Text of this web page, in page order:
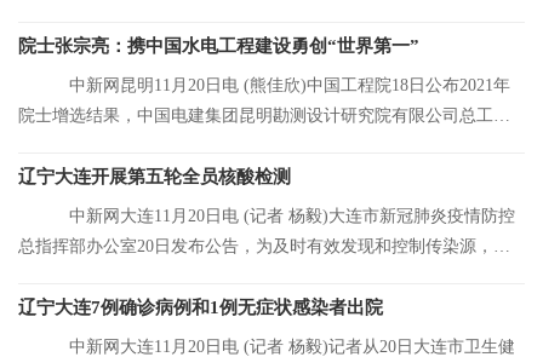
院士张宗亮：携中国水电工程建设勇创“世界第一”
中新网昆明11月20日电 (熊佳欣)中国工程院18日公布2021年
院士增选结果，中国电建集团昆明勘测设计研究院有限公司总工程
辽宁大连开展第五轮全员核酸检测
中新网大连11月20日电 (记者 杨毅)大连市新冠肺炎疫情防控
总指挥部办公室20日发布公告，为及时有效发现和控制传染源，结
辽宁大连7例确诊病例和1例无症状感染者出院
中新网大连11月20日电 (记者 杨毅)记者从20日大连市卫生健